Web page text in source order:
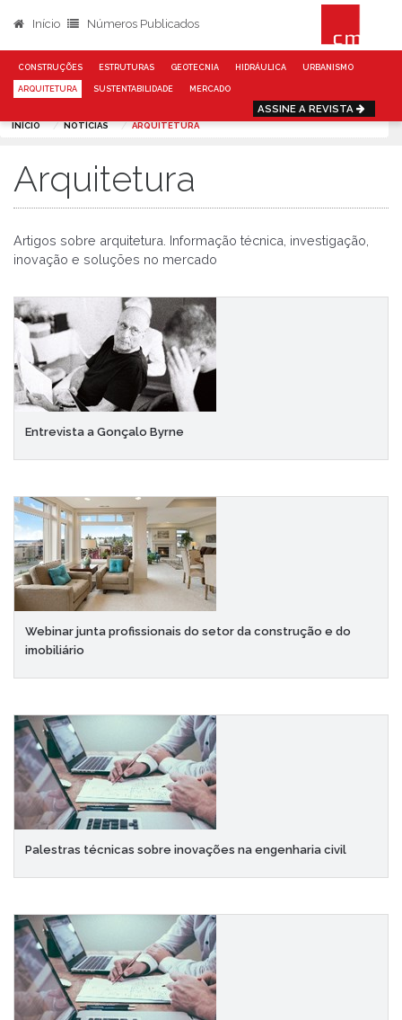
Início Números Publicados
CONSTRUÇÕES ESTRUTURAS GEOTECNIA HIDRÁULICA URBANISMO
ARQUITETURA SUSTENTABILIDADE MERCADO
ASSINE A REVISTA
INÍCIO NOTÍCIAS ARQUITETURA
Arquitetura
Artigos sobre arquitetura. Informação técnica, investigação,
inovação e soluções no mercado
Entrevista a Gonçalo Byrne
Webinar junta profissionais do setor da construção e do
imobiliário
Palestras técnicas sobre inovações na engenharia civil